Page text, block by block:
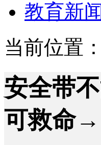
教育新
当前位置：
安全带
可救命→